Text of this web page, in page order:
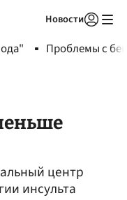
Новости
Проблемы с
центр
инсульта